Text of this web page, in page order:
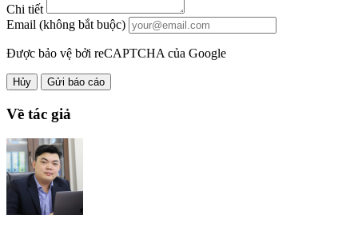
Chi tiết
Email (không bắt buộc)
Được bảo vệ bởi reCAPTCHA của Google
Hủy Gửi báo cáo
Về tác giả